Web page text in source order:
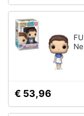
€ 53,96